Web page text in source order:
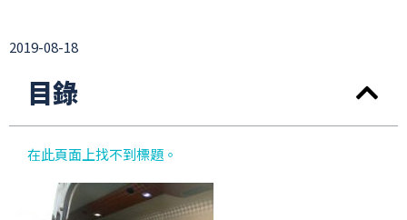
2019-08-18
目錄
在此頁面上找不到標題。